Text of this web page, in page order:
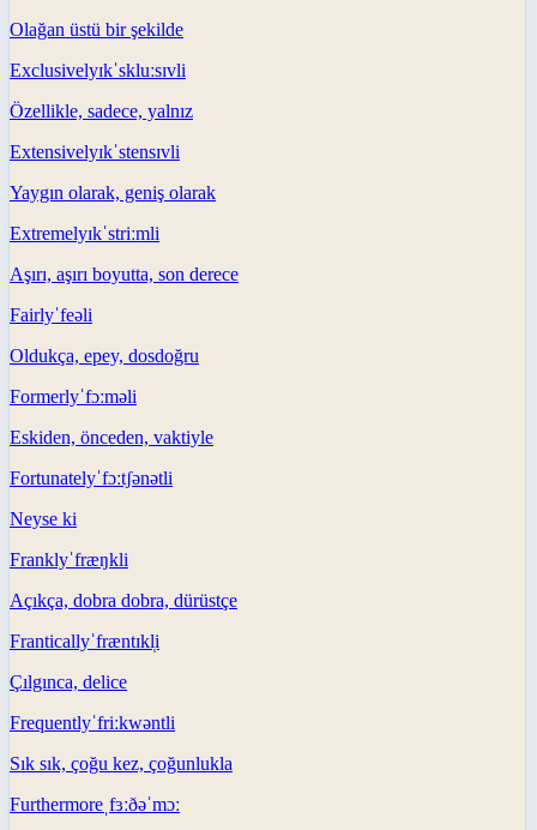
Olağan üstü bir şekilde
Exclusivelyɪkˈskluːsɪvli
Özellikle, sadece, yalnız
Extensivelyɪkˈstensɪvli
Yaygın olarak, geniş olarak
Extremelyɪkˈstriːmli
Aşırı, aşırı boyutta, son derece
Fairlyˈfeəli
Oldukça, epey, dosdoğru
Formerlyˈfɔːməli
Eskiden, önceden, vaktiyle
Fortunatelyˈfɔːtʃənətli
Neyse ki
Franklyˈfræŋkli
Açıkça, dobra dobra, dürüstçe
Franticallyˈfræntɪkl̩i
Çılgınca, delice
Frequentlyˈfriːkwəntli
Sık sık, çoğu kez, çoğunlukla
Furthermore ˌfɜːðəˈmɔː